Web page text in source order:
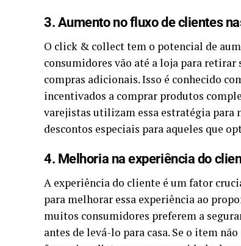
3. Aumento no fluxo de clientes
O click & collect tem o potencial de
consumidores vão até a loja para
compras adicionais. Isso é conhecido
incentivados a comprar produtos
varejistas utilizam essa estratégia para
descontos especiais para aqueles que
4. Melhoria na experiência do
A experiência do cliente é um fator
para melhorar essa experiência ao
muitos consumidores preferem a
antes de levá-lo para casa. Se o item